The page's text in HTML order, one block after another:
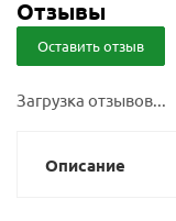
Отзывы
Оставить отзыв
Загрузка отзывов...
Описание